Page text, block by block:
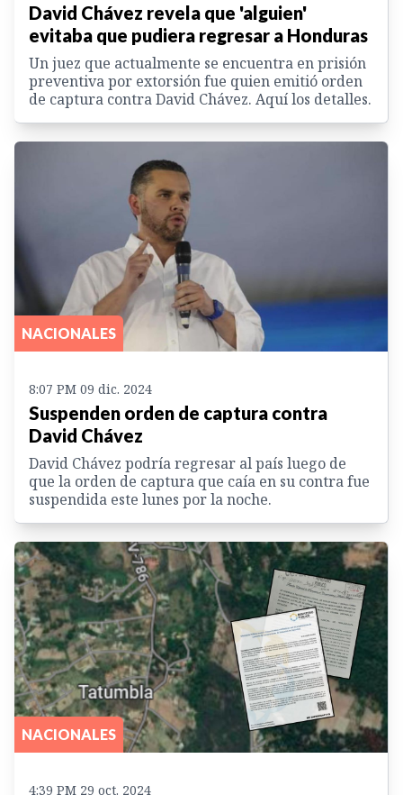
David Chávez revela que 'alguien'
evitaba que pudiera regresar a Honduras
Un juez que actualmente se encuentra en prisión
preventiva por extorsión fue quien emitió orden
de captura contra David Chávez. Aquí los detalles.
NACIONALES
8:07 PM 09 dic. 2024
Suspenden orden de captura contra
David Chávez
David Chávez podría regresar al país luego de
que la orden de captura que caía en su contra fue
suspendida este lunes por la noche.
NACIONALES
4:39 PM 29 oct. 2024